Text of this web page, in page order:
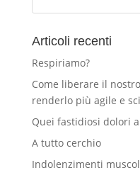
Articoli recenti
Respiriamo?
Come liberare il
renderlo più agile e
Quei fastidiosi dolori
A tutto cerchio
Indolenzimenti